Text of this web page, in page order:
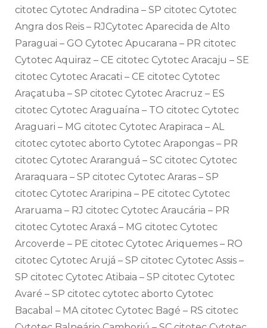
citotec Cytotec Andradina – SP citotec Cytotec
Angra dos Reis – RJCytotec Aparecida de Alto
Paraguai – GO Cytotec Apucarana – PR citotec
Cytotec Aquiraz – CE citotec Cytotec Aracaju – SE
citotec Cytotec Aracati – CE citotec Cytotec
Araçatuba – SP citotec Cytotec Aracruz – ES
citotec Cytotec Araguaína – TO citotec Cytotec
Araguari – MG citotec Cytotec Arapiraca – AL
citotec cytotec aborto Cytotec Arapongas – PR
citotec Cytotec Araranguá – SC citotec Cytotec
Araraquara – SP citotec Cytotec Araras – SP
citotec Cytotec Araripina – PE citotec Cytotec
Araruama – RJ citotec Cytotec Araucária – PR
citotec Cytotec Araxá – MG citotec Cytotec
Arcoverde – PE citotec Cytotec Ariquemes – RO
citotec Cytotec Arujá – SP citotec Cytotec Assis –
SP citotec Cytotec Atibaia – SP citotec Cytotec
Avaré – SP citotec cytotec aborto Cytotec
Bacabal – MA citotec Cytotec Bagé – RS citotec